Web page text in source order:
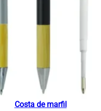
Costa de marfil